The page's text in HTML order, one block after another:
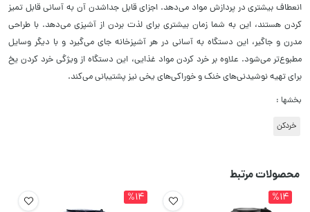
انعطاف بیشتری در پردازش مواد می‌دهد. اجزای قابل جداشدن آن به آسانی قابل تمیز
کردن هستند، این به شما زمان بیشتری برای لذت بردن از آشپزی می‌دهد. با طراحی
مدرن و جاگیر، این دستگاه به آسانی در هر آشپزخانه جای می‌گیرد و با دیگر وسایل
مطبوع‌تر می‌شود. علاوه بر خرد کردن مواد غذایی، این دستگاه از ویژگی خرد کردن یخ
برای تهیه نوشیدنی‌های خنک و خوراکی‌های یخی نیز پشتیبانی می‌کند.
بخشها :
خردکن
محصولات مرتبط
%14
%14